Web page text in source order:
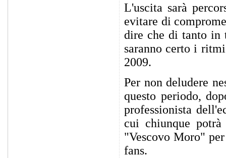
L'uscita sarà
evitare di
dire che di tanto in
saranno certo i
2009.
Per non deludere
questo periodo,
professionista
cui chiunque
"Vescovo Moro"
fans.